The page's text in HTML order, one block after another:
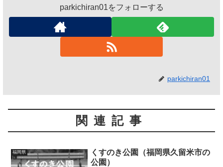
parkichiran01をフォローする
parkichiran01
関連記事
福岡県
くすのき公園（福岡県久留米市の
公園）